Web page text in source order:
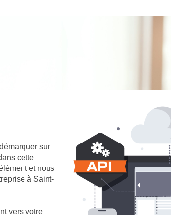
sur
cette
et nous
à Saint-
vers votre